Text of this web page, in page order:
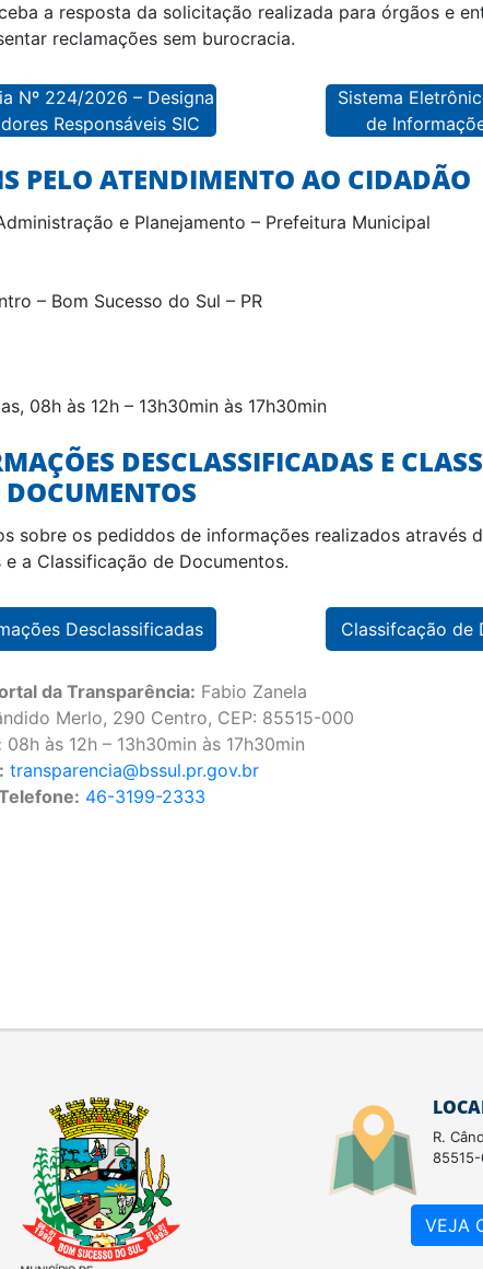
a resposta da solicitação realizada para órgãos e
reclamações sem burocracia.
Nº 224/2026 – Designa
Responsáveis SIC
Sistema
de
PELO ATENDIMENTO AO CIDADÃO
e Planejamento – Prefeitura Municipal
– Bom Sucesso do Sul – PR
08h às 12h – 13h30min às 17h30min
DESCLASSIFICADAS E
DOCUMENTOS
sobre os pediddos de informações realizados através
a Classificação de Documentos.
Desclassificadas Classifcação de
da Transparência: Fabio Zanela
Merlo, 290 Centro, CEP: 85515-000
08h às 12h – 13h30min às 17h30min
transparencia@bssul.pr.gov.br
46-3199-2333
R.
VEJA